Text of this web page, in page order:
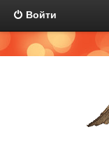
Войти